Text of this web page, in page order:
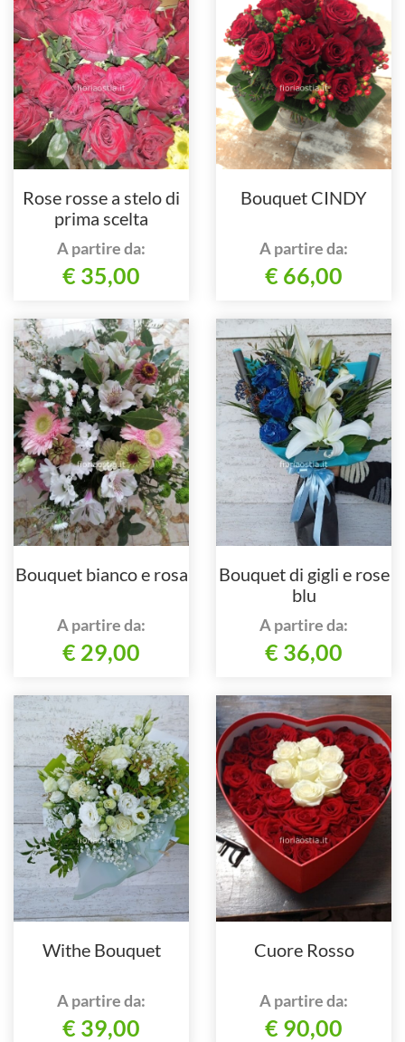
Rose rosse a stelo di
prima scelta
A partire da:
€ 35,00
Bouquet CINDY
A partire da:
€ 66,00
Bouquet bianco e rosa
A partire da:
€ 29,00
Bouquet di gigli e rose
blu
A partire da:
€ 36,00
Withe Bouquet
A partire da:
€ 39,00
Cuore Rosso
A partire da:
€ 90,00